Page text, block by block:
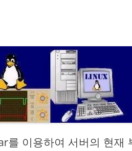
를 이용하여 서버의 현재